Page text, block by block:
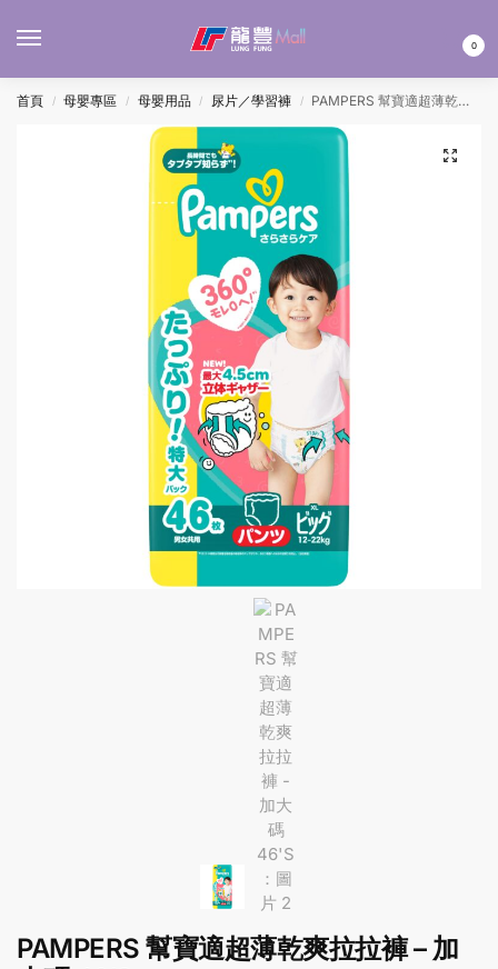
0
首頁 / 母嬰專區 / 母嬰用品 / 尿片／學習褲 / PAMPERS 幫寶適超薄乾爽拉拉褲 – 加大碼 46’S
PAMPERS 幫寶適超薄乾爽拉拉褲 – 加